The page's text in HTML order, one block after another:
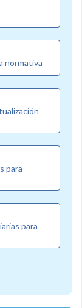
normativa
para
para